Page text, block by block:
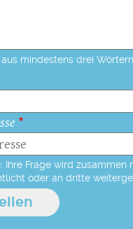
mindestens drei
Ihre Frage wird
oder an dritte